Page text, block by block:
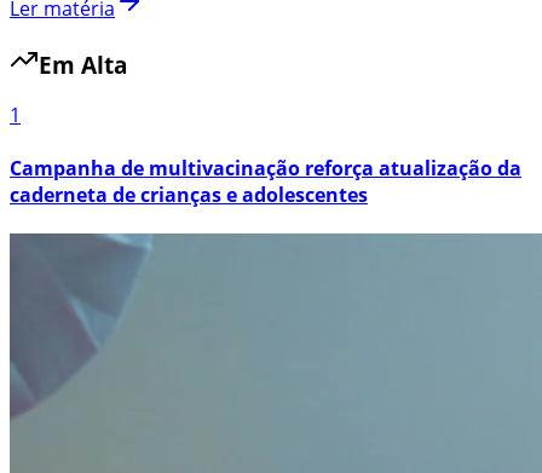
Ler matéria
Em Alta
1
Campanha de multivacinação reforça atualização da
caderneta de crianças e adolescentes